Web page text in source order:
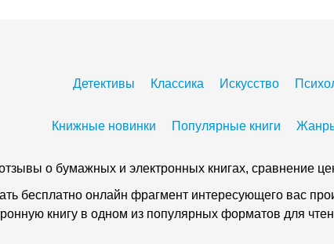
Детективы
Классика Искусство
Книжные новинки Популярные книги
о бумажных и электронных книгах, сравнение
бесплатно онлайн фрагмент интересующего вас
книгу в одном из популярных форматов для